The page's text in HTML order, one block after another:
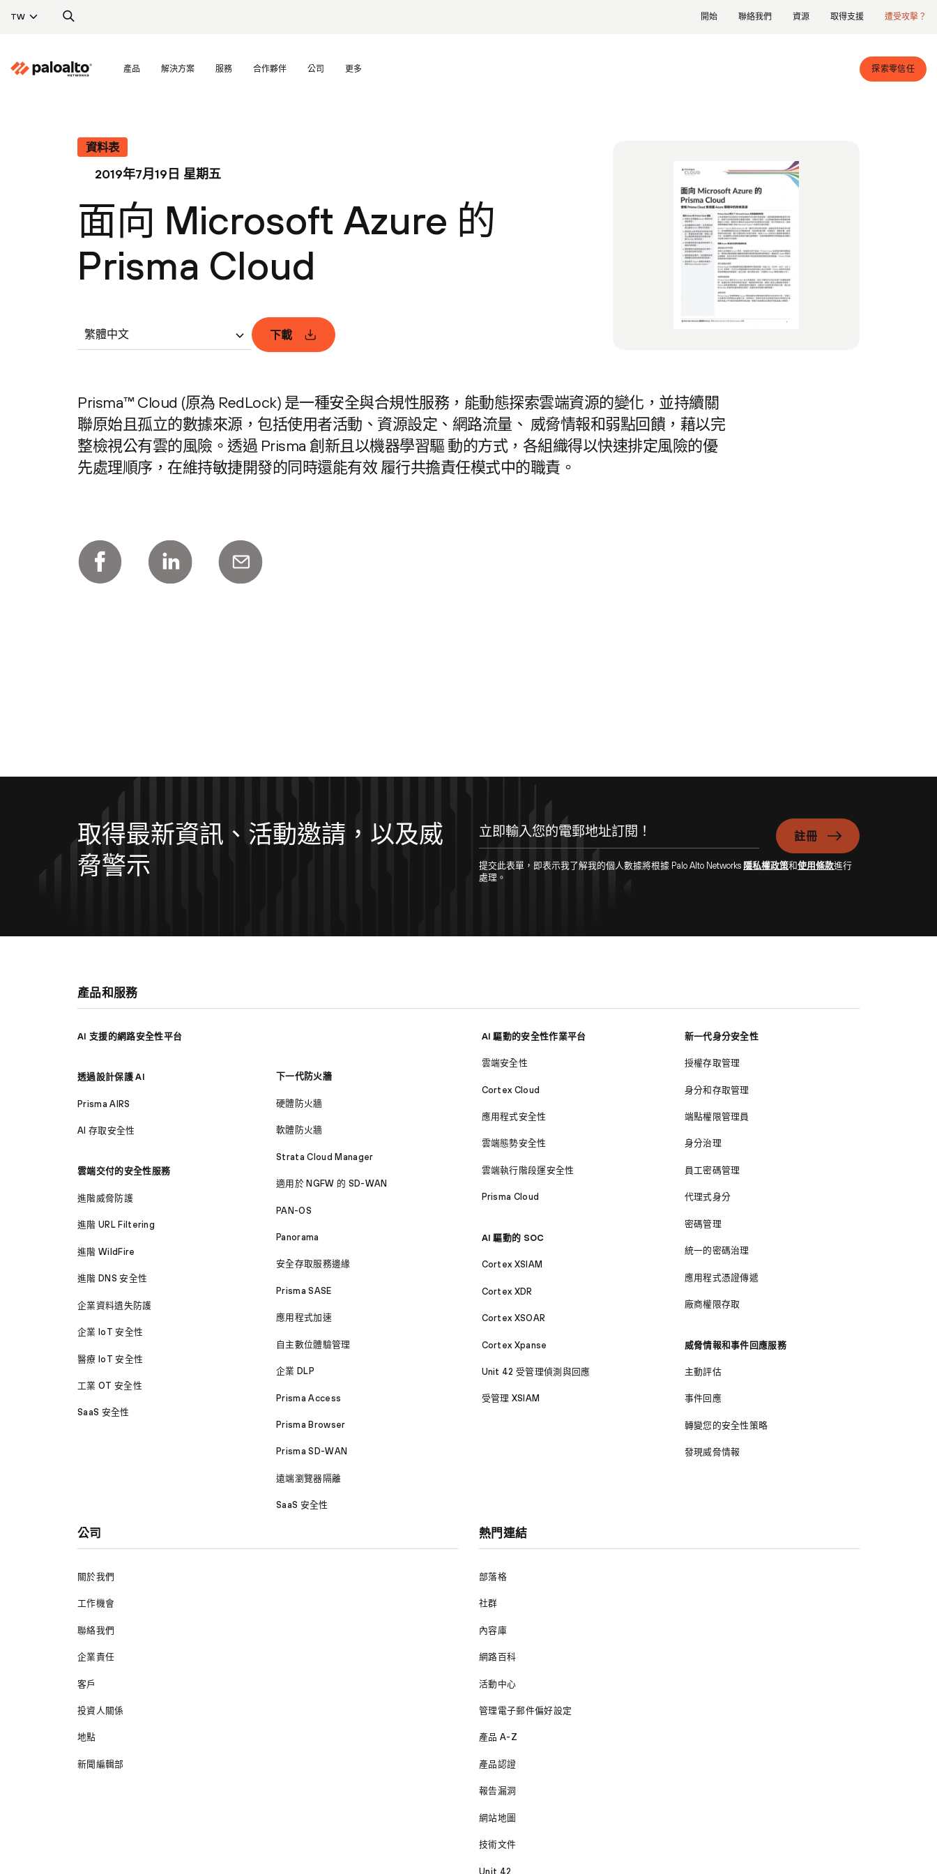
TW 開始 聯絡我們 資源 取得支援 遭受攻擊？
產品 解決方案 服務 合作夥伴 公司 更多 探索零信任
資料表
2019年7月19日 星期五
面向 Microsoft Azure 的
Prisma Cloud
繁體中文 下載
Prisma™ Cloud (原為 RedLock) 是一種安全與合規性服務，能動態探索雲端資源的變化，並持續關
聯原始且孤立的數據來源，包括使用者活動、資源設定、網路流量、 威脅情報和弱點回饋，藉以完
整檢視公有雲的風險。透過 Prisma 創新且以機器學習驅 動的方式，各組織得以快速排定風險的優
先處理順序，在維持敏捷開發的同時還能有效 履行共擔責任模式中的職責。
取得最新資訊、活動邀請，以及威
脅警示
註冊
提交此表單，即表示我了解我的個人數據將根據 Palo Alto Networks 隱私權政策和使用條款進行
處理。
產品和服務
AI 支援的網路安全性平台
透過設計保護 AI
Prisma AIRS
AI 存取安全性
雲端交付的安全性服務
進階威脅防護
進階 URL Filtering
進階 WildFire
進階 DNS 安全性
企業資料遺失防護
企業 IoT 安全性
醫療 IoT 安全性
工業 OT 安全性
SaaS 安全性
下一代防火牆
硬體防火牆
軟體防火牆
Strata Cloud Manager
適用於 NGFW 的 SD-WAN
PAN-OS
Panorama
安全存取服務邊緣
Prisma SASE
應用程式加速
自主數位體驗管理
企業 DLP
Prisma Access
Prisma Browser
Prisma SD-WAN
遠端瀏覽器隔離
SaaS 安全性
AI 驅動的安全性作業平台
雲端安全性
Cortex Cloud
應用程式安全性
雲端態勢安全性
雲端執行階段運安全性
Prisma Cloud
AI 驅動的 SOC
Cortex XSIAM
Cortex XDR
Cortex XSOAR
Cortex Xpanse
Unit 42 受管理偵測與回應
受管理 XSIAM
新一代身分安全性
授權存取管理
身分和存取管理
端點權限管理員
身分治理
員工密碼管理
代理式身分
密碼管理
統一的密碼治理
應用程式憑證傳遞
廠商權限存取
威脅情報和事件回應服務
主動評估
事件回應
轉變您的安全性策略
發現威脅情報
公司
關於我們
工作機會
聯絡我們
企業責任
客戶
投資人關係
地點
新聞編輯部
熱門連結
部落格
社群
內容庫
網路百科
活動中心
管理電子郵件偏好設定
產品 A-Z
產品認證
報告漏洞
網站地圖
技術文件
Unit 42